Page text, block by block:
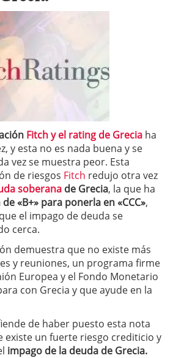
Fitch y el rating de Grecia ha
y esta no es nada buena y se
vez se muestra peor. Esta
de riesgos Fitch redujo otra vez
soberana de Grecia, la que ha
«B+» para ponerla en «CCC»,
el impago de deuda se
cerca.
demuestra que no existe más
y reuniones, un programa firme
Europea y el Fondo Monetario
con Grecia y que ayude en la
de haber puesto esta nota
existe un fuerte riesgo crediticio y
impago de la deuda de Grecia.